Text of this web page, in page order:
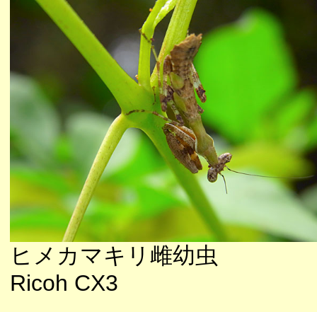
ヒメカマキリ雌幼虫
Ricoh CX3